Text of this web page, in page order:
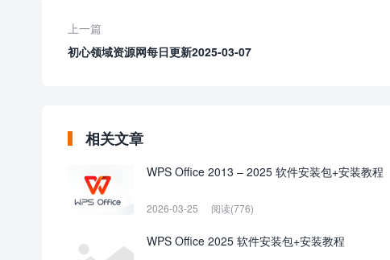
上一篇
初心领域资源网每日更新2025-03-07
相关文章
WPS Office 2013 – 2025 软件安装包+安装教程
2026-03-25 阅读(776)
WPS Office 2025 软件安装包+安装教程